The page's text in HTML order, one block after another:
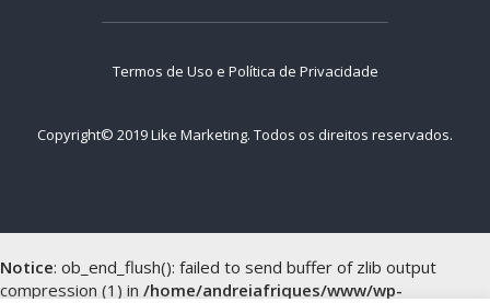
Termos de Uso e Política de Privacidade
Copyright© 2019Like Marketing. Todos os direitos reservados.
Notice: ob_end_flush(): failed to send buffer of zlib output
compression (1) in /home/andreiafriques/www/wp-